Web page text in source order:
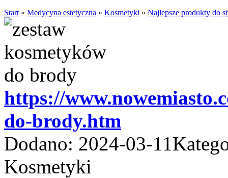
Start » Medycyna estetyczna » Kosmetyki » Najlepsze produkty do
https://
do-brody.htm
Dodano: 2024-03-11
Kosmetyki